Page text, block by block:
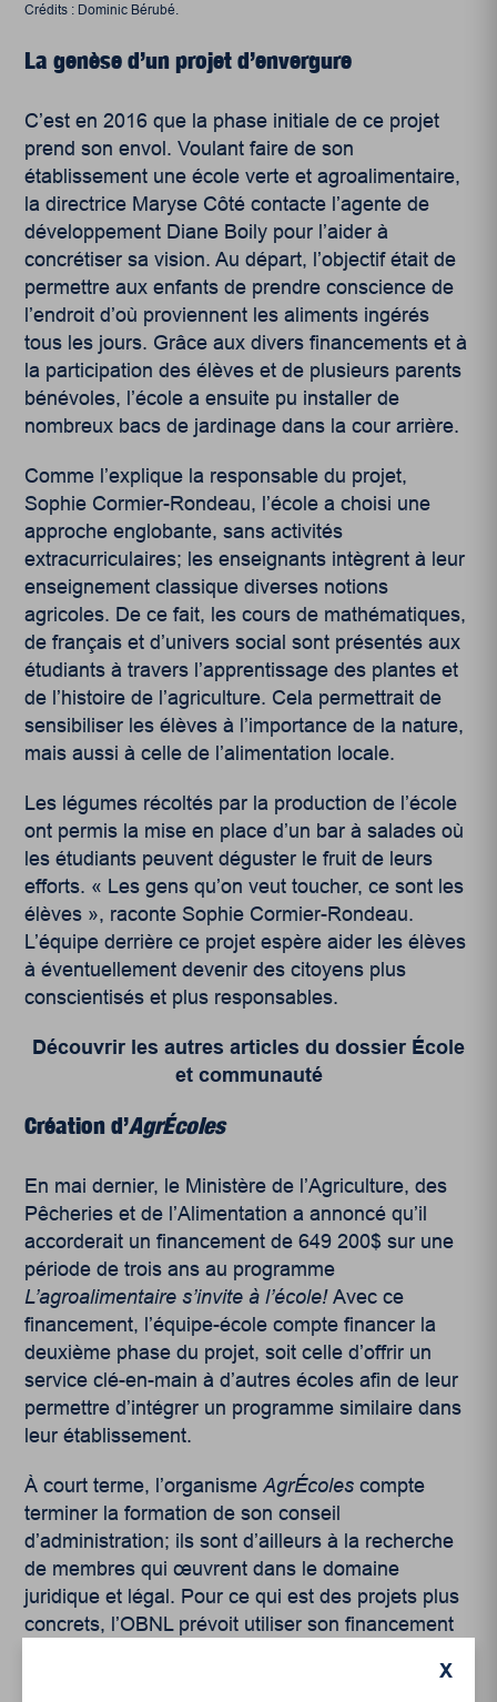
Crédits : Dominic Bérubé.
La genèse d’un projet d’envergure
C’est en 2016 que la phase initiale de ce projet
prend son envol. Voulant faire de son
établissement une école verte et agroalimentaire,
la directrice Maryse Côté contacte l’agente de
développement Diane Boily pour l’aider à
concrétiser sa vision. Au départ, l’objectif était de
permettre aux enfants de prendre conscience de
l’endroit d’où proviennent les aliments ingérés
tous les jours. Grâce aux divers financements et à
la participation des élèves et de plusieurs parents
bénévoles, l’école a ensuite pu installer de
nombreux bacs de jardinage dans la cour arrière.
Comme l’explique la responsable du projet,
Sophie Cormier-Rondeau, l’école a choisi une
approche englobante, sans activités
extracurriculaires; les enseignants intègrent à leur
enseignement classique diverses notions
agricoles. De ce fait, les cours de mathématiques,
de français et d’univers social sont présentés aux
étudiants à travers l’apprentissage des plantes et
de l’histoire de l’agriculture. Cela permettrait de
sensibiliser les élèves à l’importance de la nature,
mais aussi à celle de l’alimentation locale.
Les légumes récoltés par la production de l’école
ont permis la mise en place d’un bar à salades où
les étudiants peuvent déguster le fruit de leurs
efforts. « Les gens qu’on veut toucher, ce sont les
élèves », raconte Sophie Cormier-Rondeau.
L’équipe derrière ce projet espère aider les élèves
à éventuellement devenir des citoyens plus
conscientisés et plus responsables.
Découvrir les autres articles du dossier École
et communauté
Création d’AgrÉcoles
En mai dernier, le Ministère de l’Agriculture, des
Pêcheries et de l’Alimentation a annoncé qu’il
accorderait un financement de 649 200$ sur une
période de trois ans au programme
L’agroalimentaire s’invite à l’école!Avec ce
financement, l’équipe-école compte financer la
deuxième phase du projet, soit celle d’offrir un
service clé-en-main à d’autres écoles afin de leur
permettre d’intégrer un programme similaire dans
leur établissement.
À court terme, l’organismeAgrÉcoles compte
terminer la formation de son conseil
d’administration; ils sont d’ailleurs à la recherche
de membres qui œuvrent dans le domaine
juridique et légal. Pour ce qui est des projets plus
concrets, l’OBNL prévoit utiliser son financement
ainsi qu’une culture de champignons. En octobre,
X